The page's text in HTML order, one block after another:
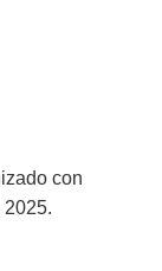
con
2025.